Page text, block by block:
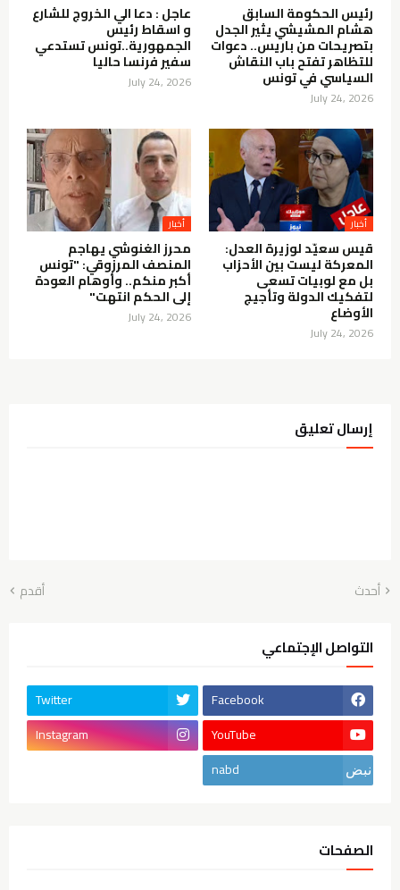
رئيس الحكومة السابق
هشام المشيشي يثير الجدل
بتصريحات من باريس.. دعوات
للتظاهر تفتح باب النقاش
السياسي في تونس
July 24, 2026
عاجل : دعا الي الخروج للشارع
و اسقاط رئيس
الجمهورية..تونس تستدعي
سفير فرنسا حاليا
July 24, 2026
أخبار
قيس سعيّد لوزيرة العدل:
المعركة ليست بين الأحزاب
بل مع لوبيات تسعى
لتفكيك الدولة وتأجيج
الأوضاع
July 24, 2026
أخبار
محرز الغنوشي يهاجم
المنصف المرزوقي: "تونس
أكبر منكم.. وأوهام العودة
إلى الحكم انتهت"
July 24, 2026
إرسال تعليق
أحدث أقدم
التواصل الإجتماعي
Facebook
Twitter
YouTube
Instagram
nabd
الصفحات